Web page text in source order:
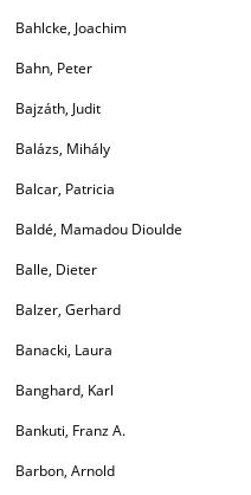
Bahlcke, Joachim
Bahn, Peter
Bajzáth, Judit
Balázs, Mihály
Balcar, Patricia
Baldé, Mamadou Dioulde
Balle, Dieter
Balzer, Gerhard
Banacki, Laura
Banghard, Karl
Bankuti, Franz A.
Barbon, Arnold